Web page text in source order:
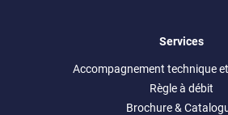
Services
Accompagnement technique
Règle à débit
Brochure &